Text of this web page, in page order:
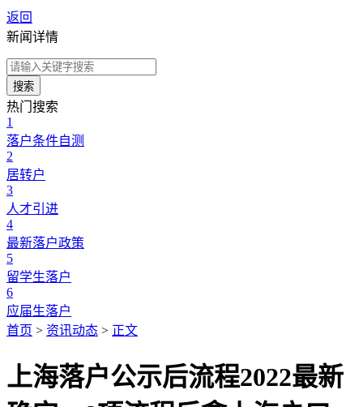
返回
新闻详情
搜索
热门搜索
1
落户条件自测
2
居转户
3
人才引进
4
最新落户政策
5
留学生落户
6
应届生落户
首页 > 资讯动态 > 正文
上海落户公示后流程2022最新